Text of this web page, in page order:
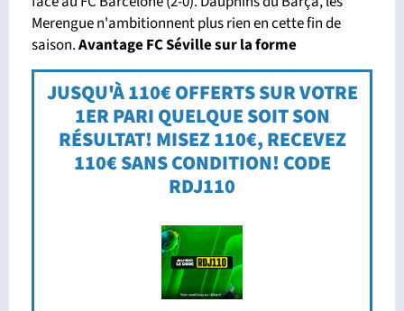
Merengue n'ambitionnent plus rien en cette fin de
saison.Avantage FC Séville sur la forme
JUSQU'À 110€ OFFERTS SUR VOTRE
1ER PARI QUELQUE SOIT SON
RÉSULTAT! MISEZ 110€, RECEVEZ
110€ SANS CONDITION! CODE
RDJ110